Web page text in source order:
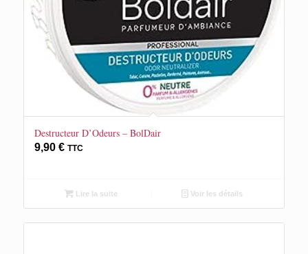
Destructeur D’Odeurs – BolDair
9,90 € TTC
Lire la suite Voir les détails